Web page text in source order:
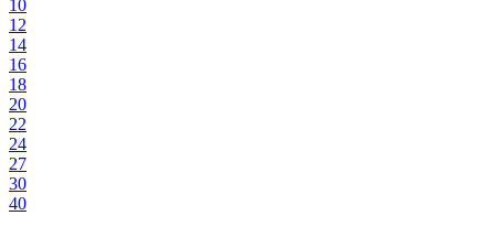
10
12
14
16
18
20
22
24
27
30
40